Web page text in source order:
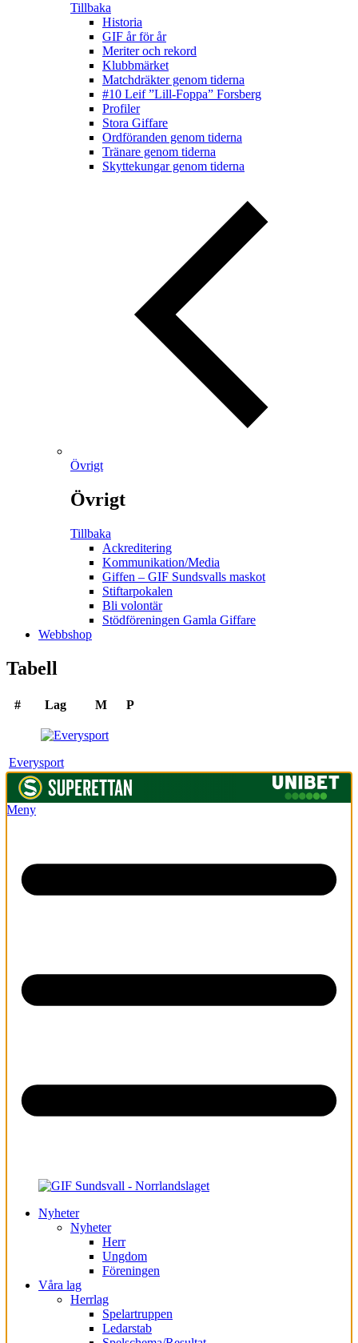
Tillbaka
Historia
GIF år för år
Meriter och rekord
Klubbmärket
Matchdräkter genom tiderna
#10 Leif ”Lill-Foppa” Forsberg
Profiler
Stora Giffare
Ordföranden genom tiderna
Tränare genom tiderna
Skyttekungar genom tiderna
Övrigt
Övrigt
Tillbaka
Ackreditering
Kommunikation/Media
Giffen – GIF Sundsvalls maskot
Stiftarpokalen
Bli volontär
Stödföreningen Gamla Giffare
Webbshop
Tabell
# Lag M P
Everysport
Meny
Nyheter
Nyheter
Herr
Ungdom
Föreningen
Våra lag
Herrlag
Spelartruppen
Ledarstab